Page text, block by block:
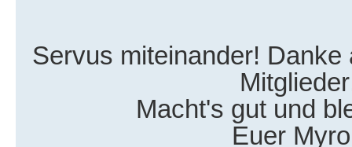
Servus miteinander! Danke
Macht's gut und
Euer